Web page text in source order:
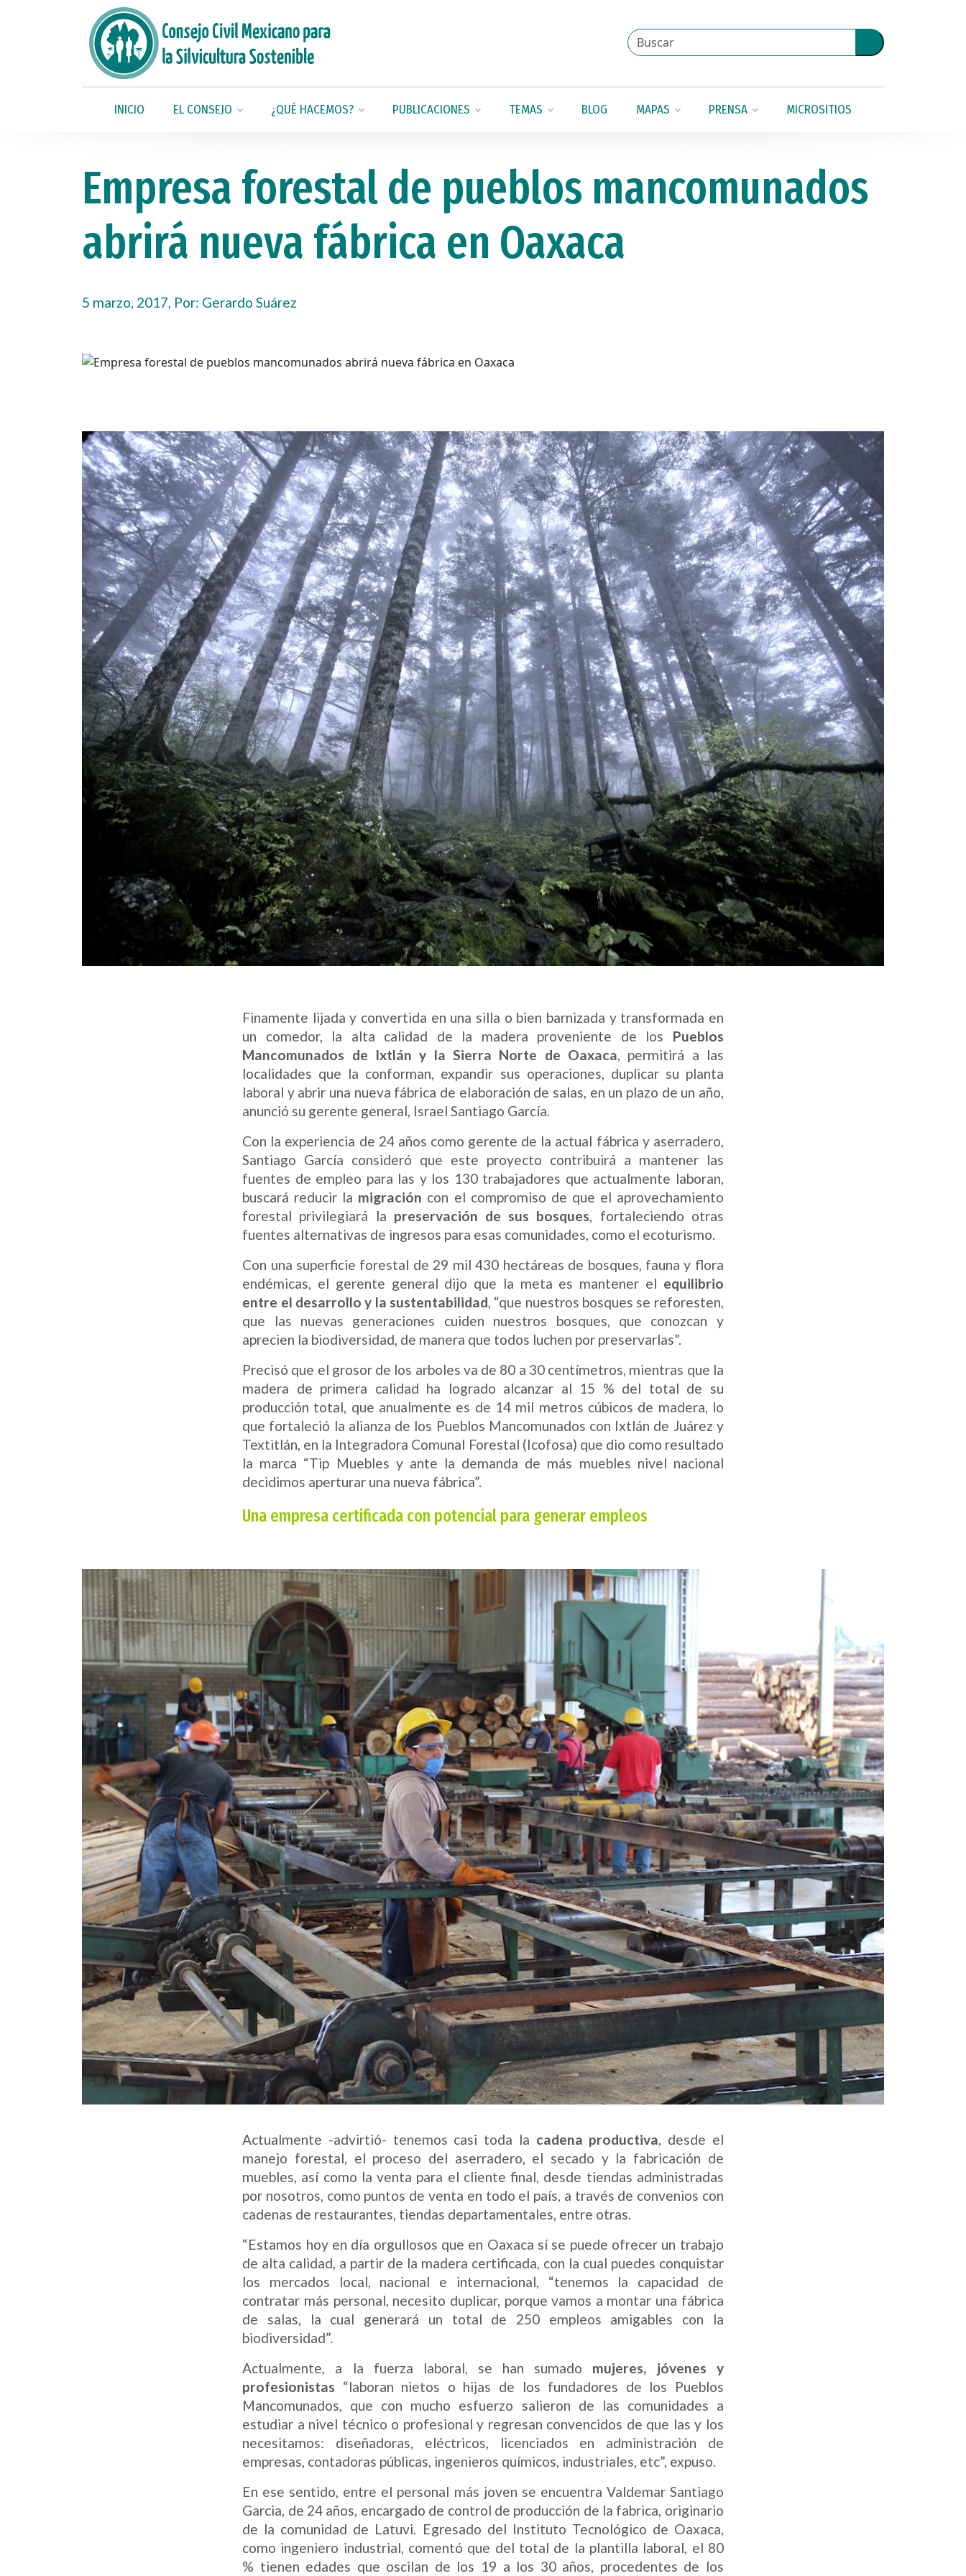
INICIO EL CONSEJO ¿QUÉ HACEMOS? PUBLICACIONES TEMAS BLOG MAPAS PRENSA MICROSITIOS
Empresa forestal de pueblos mancomunados
abrirá nueva fábrica en Oaxaca
5 marzo, 2017, Por: Gerardo Suárez
Finamente lijada y convertida en una silla o bien barnizada y transformada en
un comedor, la alta calidad de la madera proveniente de los Pueblos
Mancomunados de Ixtlán y la Sierra Norte de Oaxaca, permitirá a las
localidades que la conforman, expandir sus operaciones, duplicar su planta
laboral y abrir una nueva fábrica de elaboración de salas, en un plazo de un año,
anunció su gerente general, Israel Santiago García.
Con la experiencia de 24 años como gerente de la actual fábrica y aserradero,
Santiago García consideró que este proyecto contribuirá a mantener las
fuentes de empleo para las y los 130 trabajadores que actualmente laboran,
buscará reducir la migración con el compromiso de que el aprovechamiento
forestal privilegiará la preservación de sus bosques, fortaleciendo otras
fuentes alternativas de ingresos para esas comunidades, como el ecoturismo.
Con una superficie forestal de 29 mil 430 hectáreas de bosques, fauna y flora
endémicas, el gerente general dijo que la meta es mantener el equilibrio
entre el desarrollo y la sustentabilidad, “que nuestros bosques se reforesten,
que las nuevas generaciones cuiden nuestros bosques, que conozcan y
aprecien la biodiversidad, de manera que todos luchen por preservarlas”.
Precisó que el grosor de los arboles va de 80 a 30 centímetros, mientras que la
madera de primera calidad ha logrado alcanzar al 15 % del total de su
producción total, que anualmente es de 14 mil metros cúbicos de madera, lo
que fortaleció la alianza de los Pueblos Mancomunados con Ixtlán de Juárez y
Textitlán, en la Integradora Comunal Forestal (Icofosa) que dio como resultado
la marca “Tip Muebles y ante la demanda de más muebles nivel nacional
decidimos aperturar una nueva fábrica”.
Una empresa certificada con potencial para generar empleos
Actualmente -advirtió- tenemos casi toda la cadena productiva , desde el
manejo forestal, el proceso del aserradero, el secado y la fabricación de
muebles, así como la venta para el cliente final, desde tiendas administradas
por nosotros, como puntos de venta en todo el país, a través de convenios con
cadenas de restaurantes, tiendas departamentales, entre otras.
“Estamos hoy en día orgullosos que en Oaxaca sí se puede ofrecer un trabajo
de alta calidad, a partir de la madera certificada, con la cual puedes conquistar
los mercados local, nacional e internacional, “tenemos la capacidad de
contratar más personal, necesito duplicar, porque vamos a montar una fábrica
de salas, la cual generará un total de 250 empleos amigables con la
biodiversidad”.
Actualmente, a la fuerza laboral, se han sumado mujeres, jóvenes y
profesionistas “laboran nietos o hijas de los fundadores de los Pueblos
Mancomunados, que con mucho esfuerzo salieron de las comunidades a
estudiar a nivel técnico o profesional y regresan convencidos de que las y los
necesitamos: diseñadoras, eléctricos, licenciados en administración de
empresas, contadoras públicas, ingenieros químicos, industriales, etc”, expuso.
En ese sentido, entre el personal más joven se encuentra Valdemar Santiago
Garcia, de 24 años, encargado de control de producción de la fabrica, originario
de la comunidad de Latuvi. Egresado del Instituto Tecnológico de Oaxaca,
como ingeniero industrial, comentó que del total de la plantilla laboral, el 80
% tienen edades que oscilan de los 19 a los 30 años, procedentes de los